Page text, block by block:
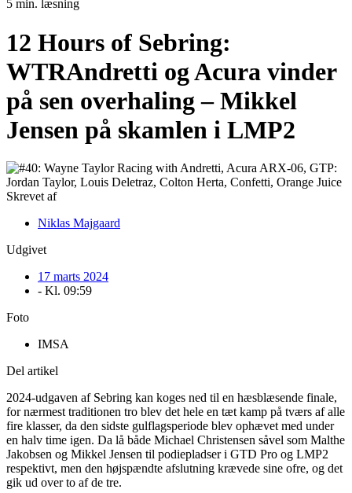
5 min. læsning
12 Hours of Sebring:
WTRAndretti og Acura vinder
på sen overhaling – Mikkel
Jensen på skamlen i LMP2
Skrevet af
Niklas Majgaard
Udgivet
17 marts 2024
- Kl. 09:59
Foto
IMSA
Del artikel
2024-udgaven af Sebring kan koges ned til en hæsblæsende finale,
for nærmest traditionen tro blev det hele en tæt kamp på tværs af alle
fire klasser, da den sidste gulflagsperiode blev ophævet med under
en halv time igen. Da lå både Michael Christensen såvel som Malthe
Jakobsen og Mikkel Jensen til podiepladser i GTD Pro og LMP2
respektivt, men den højspændte afslutning krævede sine ofre, og det
gik ud over to af de tre.